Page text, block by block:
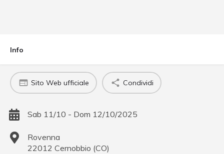
Info
Sito Web ufficiale Condividi
Sab 11/10 - Dom 12/10/2025
Rovenna
22012 Cernobbio (CO)